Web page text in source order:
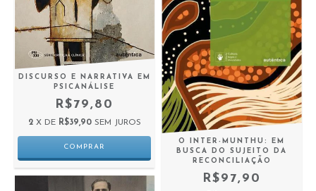
DISCURSO E NARRATIVA EM
PSICANÁLISE
R$79,80
2 X DE R$39,90 SEM JUROS
O INTER-MUNTHU: EM
BUSCA DO SUJEITO DA
RECONCILIAÇÃO
R$97,90